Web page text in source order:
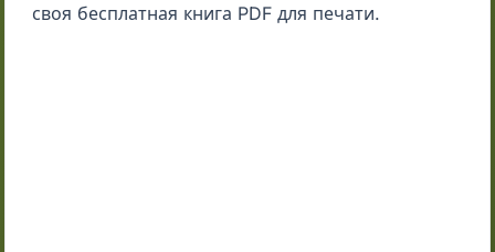
своя бесплатная книга PDF для печати.